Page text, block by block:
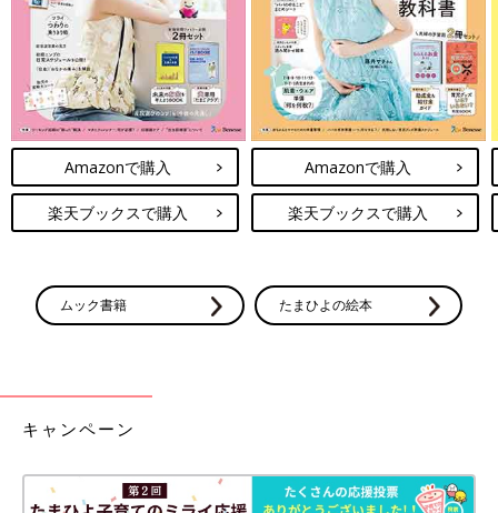
妊娠日数・生後日数に合わせて専門家のアドバイスを毎日お届
け。同じ出産月のママ同士で情報交換したり、励ましあったりで
きる「ルーム」や、写真だけでは伝わらない”できごと”を簡単に
記録できる「成長きろく」も大人気！
育児中におススメの本
大人気「新百科シリーズ」の「育児新百科」がリニューアル！
新生児から3歳まで、月齢別に毎日の赤ちゃんの成長の様子とマ
毎日のお世話を基本からていねいに解説。
Amazonで購入
楽天ブックスで購入
Amazonで購入
楽天ブックスで購入
ムック書籍 たまひよの絵本
キャンペーン